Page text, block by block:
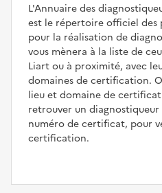
L'Annuaire des
est le répertoire officiel des
pour la réalisation de
vous mènera à la liste de
Liart ou à proximité, avec
domaines de certification.
lieu et domaine de
retrouver un
numéro de certificat, pour
certification.